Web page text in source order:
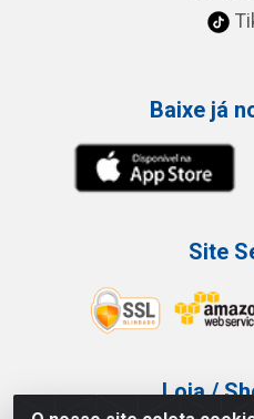
Baixe já
Site
Loja /